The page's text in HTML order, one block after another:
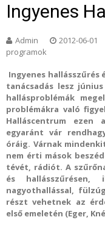
Ingyenes
Admin 2012-06-01
programok
Ingyenes
tanácsadás lesz
hallásproblémák
problémákra való
Halláscentrum
egyaránt vár
óráig. Várnak
nem érti mások
tévét, rádiót. A
és hallásszűrésen,
nagyothallással,
részt vehetnek az
első emeletén (Eger,